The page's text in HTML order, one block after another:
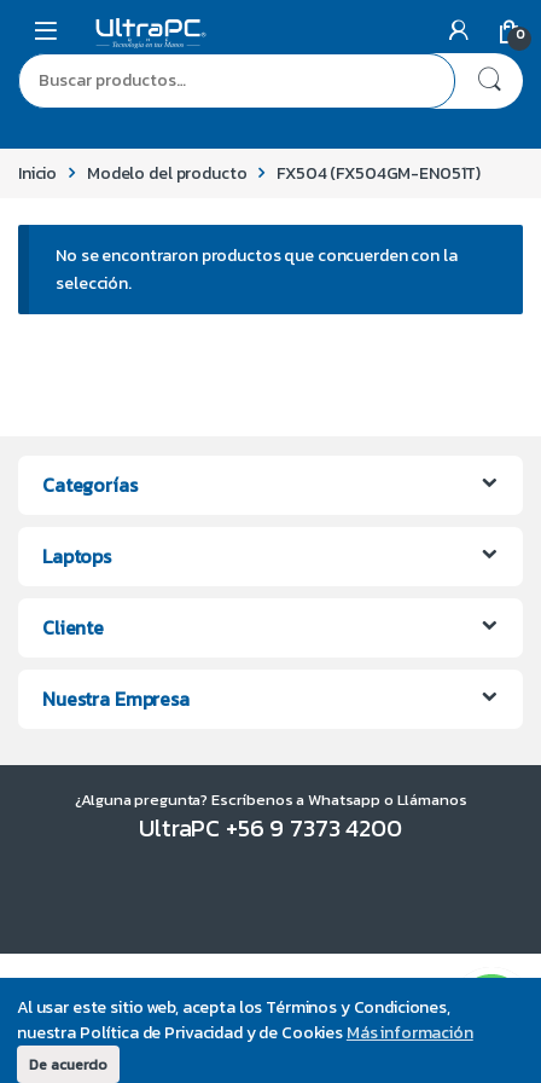
Al usar este sitio web, acepta los Términos y Condiciones,
nuestra Política de Privacidad y de CookiesMás información
De acuerdo
0
Inicio Modelo del producto FX504 (FX504GM-EN051T)
No se encontraron productos que concuerden con la
selección.
Categorías
Laptops
Cliente
Nuestra Empresa
¿Alguna pregunta? Escríbenos a Whatsapp o Llámanos
UltraPC +56 9 7373 4200